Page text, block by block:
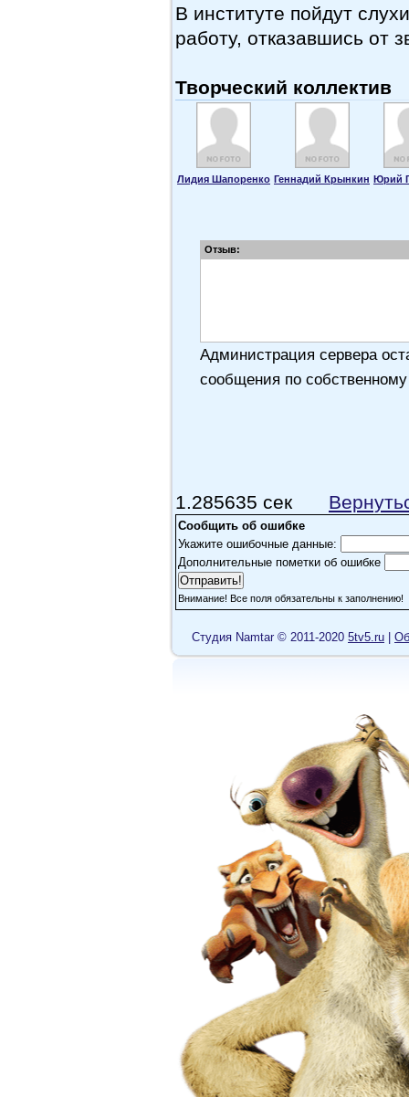
В институте пойдут
работу, отказавшись от
Творческий коллектив
Лидия Шапоренко Геннадий Крынкин Юрий
Отзыв:
Администрация сервера
сообщения по
1.285635 сек
Сообщить об ошибке
Укажите ошибочные данные:
Дополнительные пометки об ошибке
Внимание! Все поля обязательны к заполнению!
Cтудия Namtar © 2011-2020 5tv5.ru